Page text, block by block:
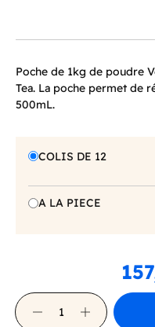
Poche de 1kg de poudre
Tea. La poche permet de
500mL.
COLIS DE 12
A LA PIECE